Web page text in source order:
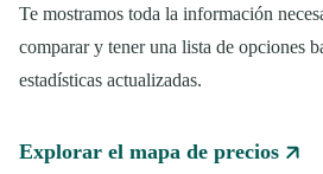
Te mostramos toda la información
comparar y tener una lista de opciones
estadísticas actualizadas.
Explorar el mapa de precios